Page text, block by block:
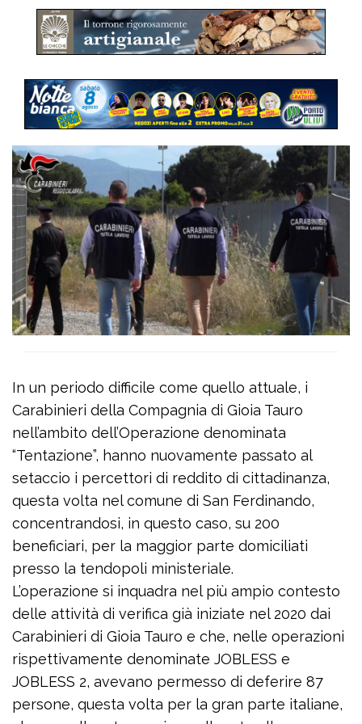
In un periodo difficile come quello attuale, i
Carabinieri della Compagnia di Gioia Tauro
nell’ambito dell’Operazione denominata
“Tentazione”, hanno nuovamente passato al
setaccio i percettori di reddito di cittadinanza,
questa volta nel comune di San Ferdinando,
concentrandosi, in questo caso, su 200
beneficiari, per la maggior parte domiciliati
presso la tendopoli ministeriale.
L’operazione si inquadra nel più ampio contesto
delle attività di verifica già iniziate nel 2020 dai
Carabinieri di Gioia Tauro e che, nelle operazioni
rispettivamente denominate JOBLESS e
JOBLESS 2, avevano permesso di deferire 87
persone, questa volta per la gran parte italiane,